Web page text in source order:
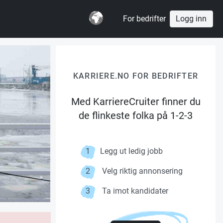
For bedrifter Logg inn
KARRIERE.NO FOR BEDRIFTER
Med KarriereCruiter finner du
de flinkeste folka på 1-2-3
1 Legg ut ledig jobb
2 Velg riktig annonsering
3 Ta imot kandidater